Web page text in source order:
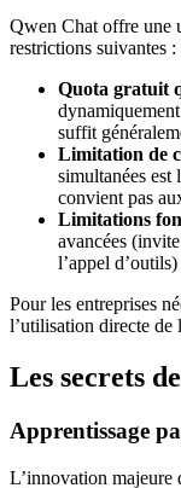
Qwen Chat offre une
restrictions suivantes :
Quota gratuit
suffit
Limitation de
simultanées
convient pas
Limitations
avancées
l’appel
Pour les entreprises
l’utilisation directe de
Les secrets
Apprentissage
L’innovation majeure